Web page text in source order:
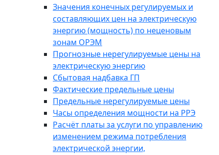
Значения конечных регулируемых и
составляющих цен на электрическую
энергию (мощность) по неценовым
зонам ОРЭМ
Прогнозные нерегулируемые цены на
электрическую энергию
Сбытовая надбавка ГП
Фактические предельные цены
Предельные нерегулируемые цены
Часы определения мощности на РРЭ
Расчёт платы за услуги по управлению
изменением режима потребления
электрической энергии,